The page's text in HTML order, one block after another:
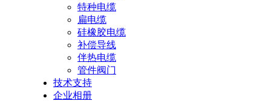
特种电缆
扁电缆
硅橡胶电缆
补偿导线
伴热电缆
管件阀门
技术支持
企业相册